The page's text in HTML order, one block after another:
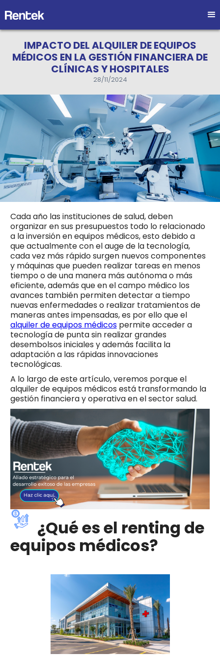
IMPACTO DEL ALQUILER DE EQUIPOS
MÉDICOS EN LA GESTIÓN FINANCIERA DE
CLÍNICAS Y HOSPITALES
28/11/2024
Cada año las instituciones de salud, deben
organizar en sus presupuestos todo lo relacionado
a la inversión en equipos médicos, esto debido a
que actualmente con el auge de la tecnología,
cada vez más rápido surgen nuevos componentes
y máquinas que pueden realizar tareas en menos
tiempo o de una manera más autónoma o más
eficiente, además que en el campo médico los
avances también permiten detectar a tiempo
nuevas enfermedades o realizar tratamientos de
maneras antes impensadas, es por ello que el
alquiler de equipos médicospermite acceder a
tecnología de punta sin realizar grandes
desembolsos iniciales y además facilita la
adaptación a las rápidas innovaciones
tecnológicas.
A lo largo de este artículo, veremos porque el
alquiler de equipos médicos está transformando la
gestión financiera y operativa en el sector salud.
¿Qué es el renting de
equipos médicos?